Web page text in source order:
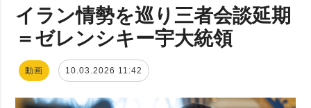
イラン情勢を巡り三者会談延期
＝ゼレンシキー宇大統領
動画 10.03.2026 11:42